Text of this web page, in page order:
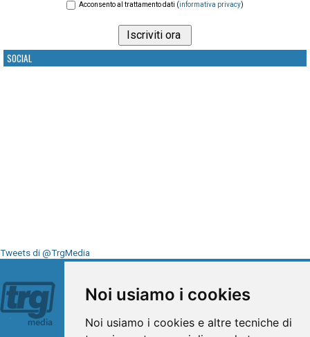
Noi usiamo i cookies
Noi usiamo i cookies e altre tecniche di
Acconsento al trattamento dati (informativa privacy)
SOCIAL
Tweets di @TrgMedia